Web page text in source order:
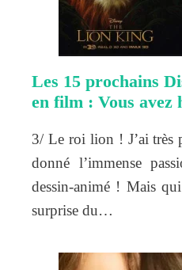
Les 15 prochains
en film : Vous avez
3/ Le roi lion ! J’ai très
donné l’immense
dessin-animé ! Mais
surprise du…